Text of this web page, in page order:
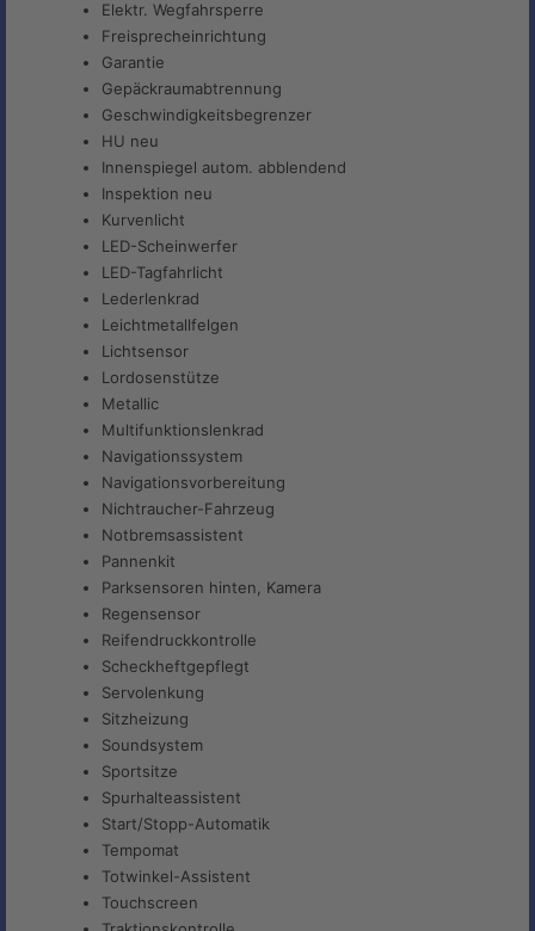
Elektr. Wegfahrsperre
Freisprecheinrichtung
Garantie
Gepäckraumabtrennung
Geschwindigkeitsbegrenzer
HU neu
Innenspiegel autom. abblendend
Inspektion neu
Kurvenlicht
LED-Scheinwerfer
LED-Tagfahrlicht
Lederlenkrad
Leichtmetallfelgen
Lichtsensor
Lordosenstütze
Metallic
Multifunktionslenkrad
Navigationssystem
Navigationsvorbereitung
Nichtraucher-Fahrzeug
Notbremsassistent
Pannenkit
Parksensoren hinten, Kamera
Regensensor
Reifendruckkontrolle
Scheckheftgepflegt
Servolenkung
Sitzheizung
Soundsystem
Sportsitze
Spurhalteassistent
Start/Stopp-Automatik
Tempomat
Totwinkel-Assistent
Touchscreen